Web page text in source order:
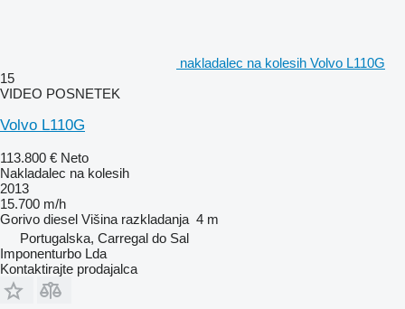
nakladalec na kolesih Volvo L110G
15
VIDEO POSNETEK
Volvo L110G
113.800 € Neto
Nakladalec na kolesih
2013
15.700 m/h
Gorivo diesel Višina razkladanja 4 m
Portugalska, Carregal do Sal
Imponenturbo Lda
Kontaktirajte prodajalca